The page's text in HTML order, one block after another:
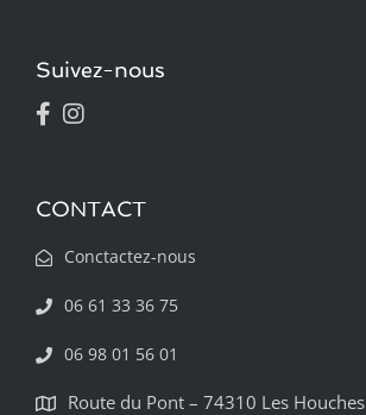
Suivez-nous
CONTACT
Conctactez-nous
06 61 33 36 75
06 98 01 56 01
Route du Pont – 74310 Les Houches